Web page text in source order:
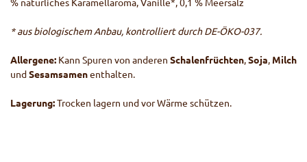
* aus biologischem Anbau, kontrolliert durch DE-ÖKO-037.
Allergene: Kann Spuren von anderen Schalenfrüchten Soja Milch
undSesamsamenenthalten.
Lagerung:Trocken lagern und vor Wärme schützen.